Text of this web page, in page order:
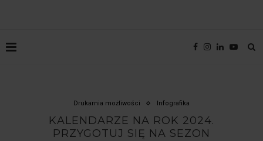
Drukarnia możliwości Infografika
KALENDARZE NA ROK 2024.
PRZYGOTUJ SIĘ NA SEZON